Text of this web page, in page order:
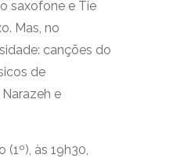
saxofone e Tie
Mas, no
canções do
de
e
às 19h30,